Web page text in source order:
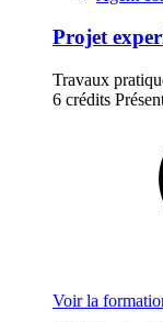
Projet
Travaux
6 crédits
Voir la